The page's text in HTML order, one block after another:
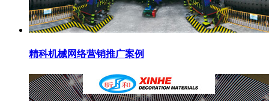
精科机械网络营销推广案例